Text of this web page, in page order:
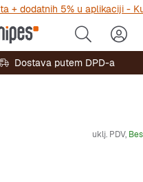
+ dodatnih 5% u aplikaciji -
Dostava putem DPD-a
uklj. PDV,